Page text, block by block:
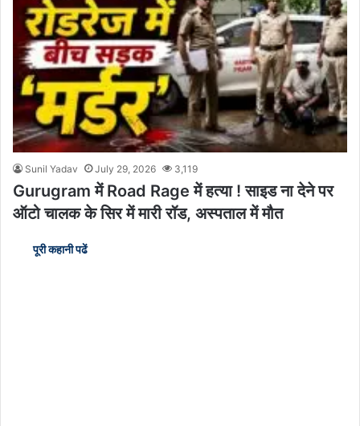
Sunil Yadav July 29, 2026 3,119
Gurugram में Road Rage में हत्या ! साइड ना देने पर
ऑटो चालक के सिर में मारी रॉड, अस्पताल में मौत
पूरी कहानी पढें